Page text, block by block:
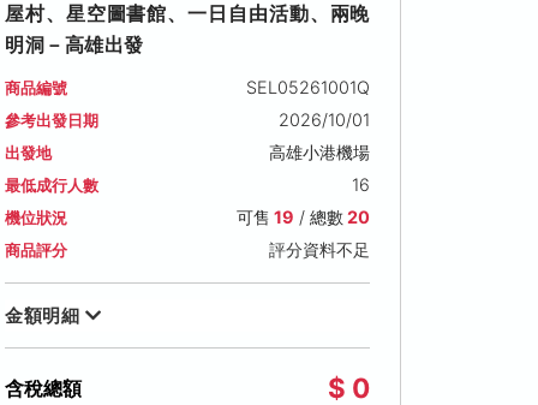
2026/10/15 (四)
售價: NT$ 29,000
2026/10/17 (六)
售價: NT$ 29,000
屋村、星空圖書館、一日自由活動、兩晚
明洞－高雄出發
商品編號 SEL05261001Q
參考出發日期 2026/10/01
出發地 高雄小港機場
最低成行人數 16
機位狀況 可售 19 / 總數20
商品評分 評分資料不足
金額明細
含稅總額 $ 0